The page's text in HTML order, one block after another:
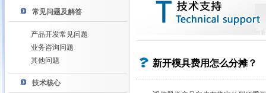
常见问题及解答
产品开发常见问题
业务咨询问题
其他问题
技术核心
新开模具费用怎么分摊？